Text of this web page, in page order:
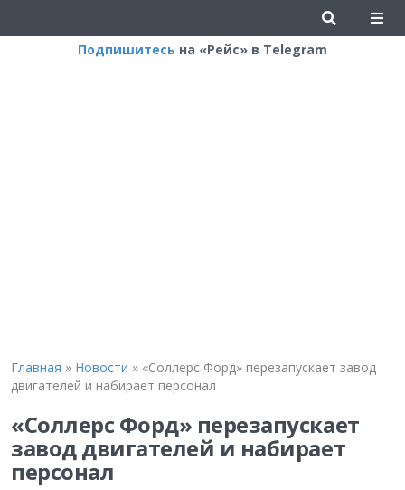
Подпишитесь на «Рейс» в Telegram
Главная » Новости » «Соллерс Форд» перезапускает завод
двигателей и набирает персонал
«Соллерс Форд» перезапускает
завод двигателей и набирает
персонал